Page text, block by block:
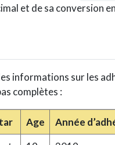
et de sa conversion
informations sur les
complètes :
Age Année